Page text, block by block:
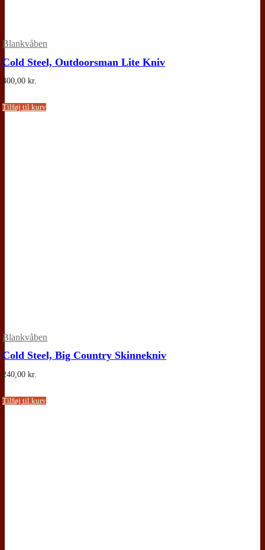
Blankvåben
Cold Steel, Outdoorsman Lite Kniv
400,00 kr.
Tilføj til kurv
Blankvåben
Cold Steel, Big Country Skinnekniv
240,00 kr.
Tilføj til kurv